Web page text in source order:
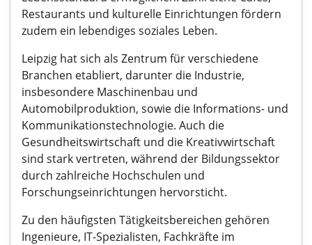
Restaurants und kulturelle Einrichtungen fördern
zudem ein lebendiges soziales Leben.
Leipzig hat sich als Zentrum für verschiedene
Branchen etabliert, darunter die Industrie,
insbesondere Maschinenbau und
Automobilproduktion, sowie die Informations- und
Kommunikationstechnologie. Auch die
Gesundheitswirtschaft und die Kreativwirtschaft
sind stark vertreten, während der Bildungssektor
durch zahlreiche Hochschulen und
Forschungseinrichtungen hervorsticht.
Zu den häufigsten Tätigkeitsbereichen gehören
Ingenieure, IT-Spezialisten, Fachkräfte im